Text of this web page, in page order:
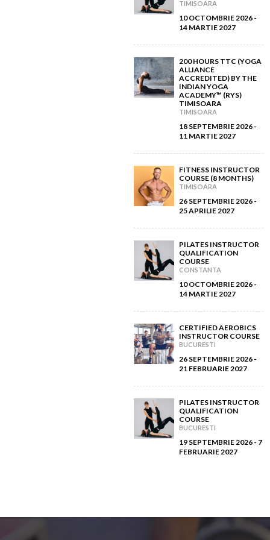
June 2013 (2)
May 2013 (2)
April 2013 (2)
March 2013
February 2013
August 2012
June 2012 (7)
May 2012
April 2012 (6)
March 2012 (5)
February 2012 (9)
January 2012
TIMISOARA
10 OCTOMBRIE 2026 -
14 MARTIE 2027
200 HOURS TTC (YOGA
ALLIANCE
ACCREDITED) BY THE
INDIAN YOGA
ACADEMY™ (RYS)
TIMISOARA
TIMISOARA
18 SEPTEMBRIE 2026 -
11 MARTIE 2027
FITNESS INSTRUCTOR
COURSE (8 MONTHS)
TIMISOARA
26 SEPTEMBRIE 2026 -
25 APRILIE 2027
PILATES INSTRUCTOR
QUALIFICATION
COURSE
CONSTANTA
10 OCTOMBRIE 2026 -
14 MARTIE 2027
CERTIFIED AEROBICS
INSTRUCTOR COURSE
BUCURESTI
26 SEPTEMBRIE 2026 -
21 FEBRUARIE 2027
PILATES INSTRUCTOR
QUALIFICATION
COURSE
BUCURESTI
19 SEPTEMBRIE 2026 - 7
FEBRUARIE 2027